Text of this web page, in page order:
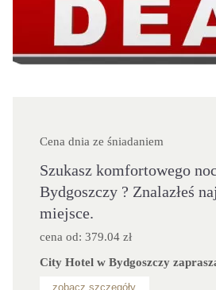
Cena dnia ze śniadaniem
Szukasz komfortowego
Bydgoszczy ? Znalazłeś
miejsce.
cena od: 379.04 zł
City Hotel w Bydgoszczy
zobacz szczegóły